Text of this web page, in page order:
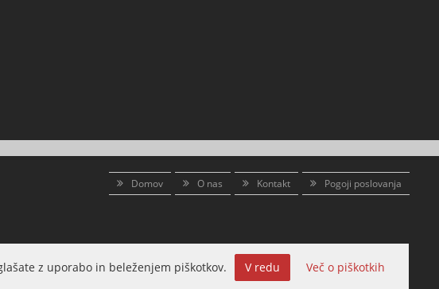
Domov O nas Kontakt Pogoji poslovanja
z uporabo in beleženjem piškotkov. V redu Več o piškotkih